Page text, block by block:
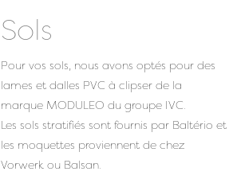
Sols
Pour vos sols, nous avons optés pour des
lames et dalles PVC à clipser de la
marque MODULEO du groupe IVC.
Les sols stratifiés sont fournis par Baltério et
les moquettes proviennent de chez
Vorwerk ou Balsan.